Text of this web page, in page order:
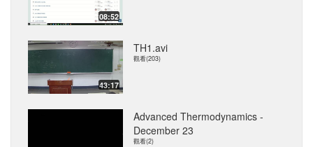
08:52
43:17
TH1.avi
觀看(203)
Advanced Thermodynamics -
December 23
觀看(2)